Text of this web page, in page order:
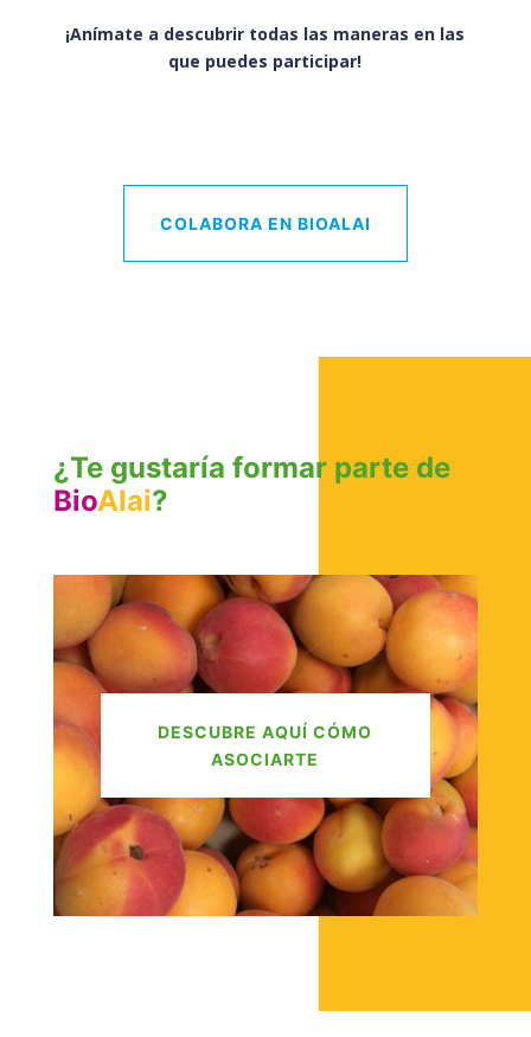
¡Anímate a descubrir todas las maneras en las
que puedes participar!
COLABORA EN BIOALAI
¿Te gustaría formar parte de
BioAlai?
DESCUBRE AQUÍ CÓMO
ASOCIARTE